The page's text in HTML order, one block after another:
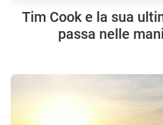
Tim Cook e la sua
passa nelle